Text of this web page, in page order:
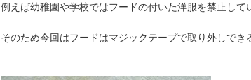
例えば幼稚園や学校ではフードの付いた洋服を禁止して
そのため今回はフードはマジックテープで取り外しでき